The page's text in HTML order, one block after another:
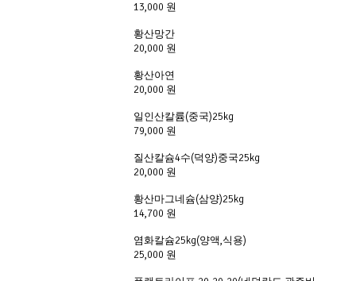
13,000 원
황산망간
20,000 원
황산아연
20,000 원
일인산칼륨(중국)25kg
79,000 원
질산칼슘4수(덕양)중국25kg
20,000 원
황산마그네슘(삼양)25kg
14,700 원
염화칼슘25kg(양액,식용)
25,000 원